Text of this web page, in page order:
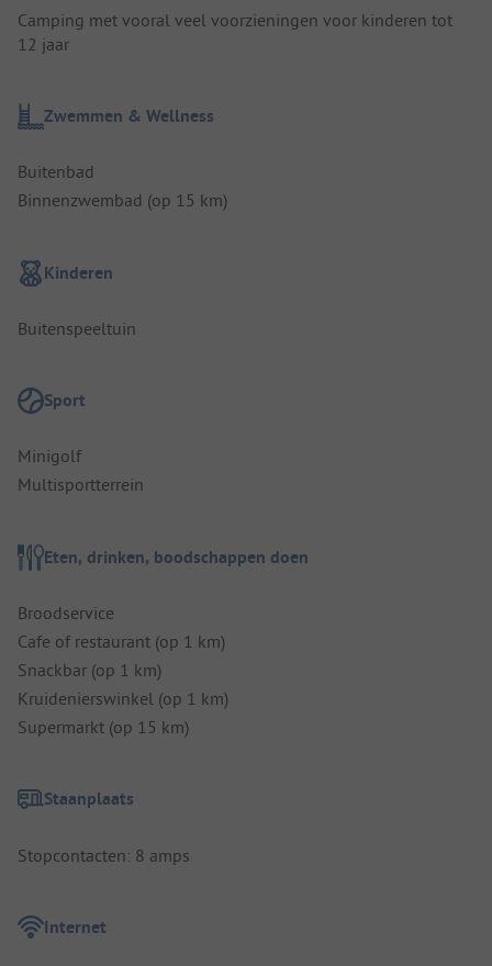
Camping met vooral veel voorzieningen voor kinderen tot
12 jaar
Zwemmen & Wellness
Buitenbad
Binnenzwembad (op 15 km)
Kinderen
Buitenspeeltuin
Sport
Minigolf
Multisportterrein
Eten, drinken, boodschappen doen
Broodservice
Cafe of restaurant (op 1 km)
Snackbar (op 1 km)
Kruidenierswinkel (op 1 km)
Supermarkt (op 15 km)
Staanplaats
Stopcontacten: 8 amps
Internet